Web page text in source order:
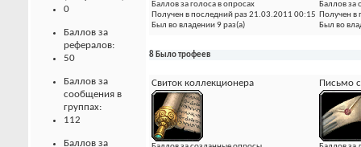
0
Баллов за
рефералов:
50
Баллов за
сообщения в
группах:
112
Баллов за
Баллов за голоса в опросах
Получен в последний раз 21.03.2011 00:15
Был во владении 9 раз(а)
Баллов за
Получен в
Был во
8 Было трофеев
Свиток коллекционера Письмо